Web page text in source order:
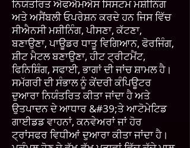
ਨਿਯੰਤਰਿਤ ਐਫਐਮਐਸ ਸਿਸਟਮ ਮਸ਼ੀਨਿੰਗ
ਅਤੇ ਅਸੈਂਬਲੀ ਓਪਰੇਸ਼ਨ ਕਰਦੇ ਹਨ ਜਿਸ ਵਿੱਚ
ਸੀਐਨਸੀ ਮਸ਼ੀਨਿੰਗ, ਪੀਸਣਾ, ਕੱਟਣਾ,
ਬਣਾਉਣਾ, ਪਾਊਡਰ ਧਾਤੂ ਵਿਗਿਆਨ, ਫੋਰਜਿੰਗ,
ਸ਼ੀਟ ਮੈਟਲ ਬਣਾਉਣਾ, ਹੀਟ ਟ੍ਰੀਟਮੈਂਟ,
ਫਿਨਿਸ਼ਿੰਗ, ਸਫਾਈ, ਭਾਗਾਂ ਦੀ ਜਾਂਚ ਸ਼ਾਮਲ ਹੈ।
ਸਮੱਗਰੀ ਦੀ ਸੰਭਾਲ ਨੂੰ ਕੇਂਦਰੀ ਕੰਪਿਊਟਰ
ਦੁਆਰਾ ਨਿਯੰਤਰਿਤ ਕੀਤਾ ਜਾਂਦਾ ਹੈ ਅਤੇ
ਉਤਪਾਦਨ ਦੇ ਆਧਾਰ &#39;ਤੇ ਆਟੋਮੇਟਿਡ
ਗਾਈਡਡ ਵਾਹਨਾਂ, ਕਨਵੇਅਰਾਂ ਜਾਂ ਹੋਰ
ਟ੍ਰਾਂਸਫਰ ਵਿਧੀਆਂ ਦੁਆਰਾ ਕੀਤਾ ਜਾਂਦਾ ਹੈ।